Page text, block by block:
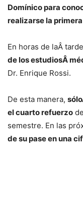
Domínico para
realizarse la
En horas de laÂ
de los estudiosÂ
Dr. Enrique Rossi.
De esta manera,
el cuarto refuerzo
semestre. En las
de su pase en una